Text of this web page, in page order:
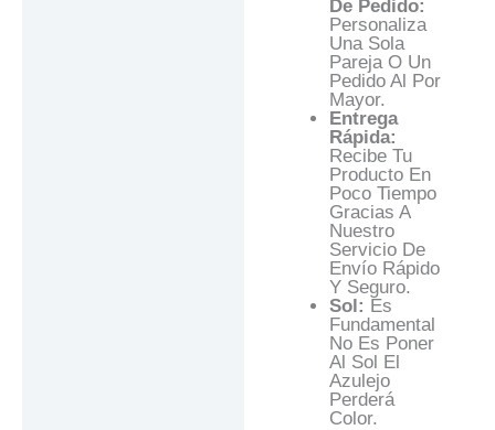
De Pedido:
Personaliza
Una Sola
Pareja O Un
Pedido Al Por
Mayor.
Entrega
Rápida:
Recibe Tu
Producto En
Poco Tiempo
Gracias A
Nuestro
Servicio De
Envío Rápido
Y Seguro.
Sol: Es
Fundamental
No Es Poner
Al Sol El
Azulejo
Perderá
Color.